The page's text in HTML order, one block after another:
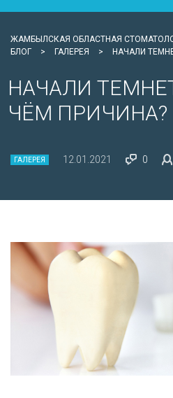
ЖАМБЫЛСКАЯ ОБЛАСТНАЯ
БЛОГ
> ГАЛЕРЕЯ > НАЧАЛИ
НАЧАЛИ
ЧЁМ ПРИЧИНА?
ГАЛЕРЕЯ 12.01.2021 0